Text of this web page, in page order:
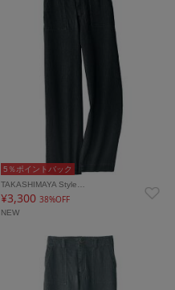
5％ポイントバック
TAKASHIMAYA Style…
¥3,300 38%OFF
NEW